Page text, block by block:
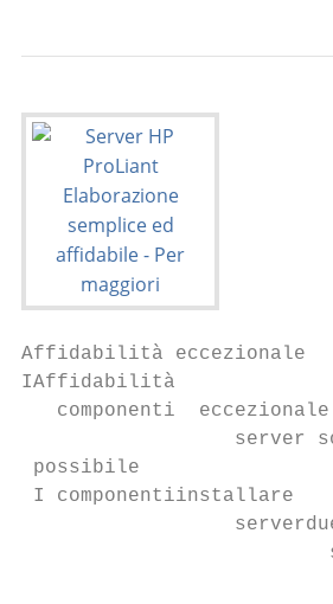
Affidabilità eccezionale
IAffidabilità
   componenti  eccezionale
server
possibile
I componentiinstallare